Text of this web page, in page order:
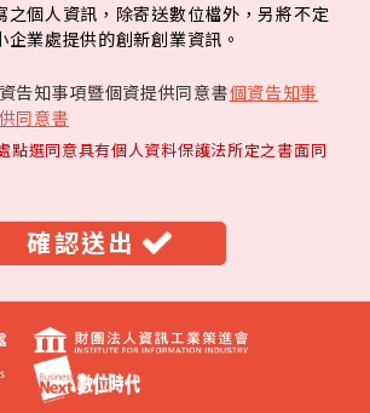
之個人資訊，除寄送數位檔外，另將不定
企業處提供的創新創業資訊。
告知事項暨個資提供同意書個資告知事
同意書
點選同意具有個人資料保護法所定之書面同
確認送出